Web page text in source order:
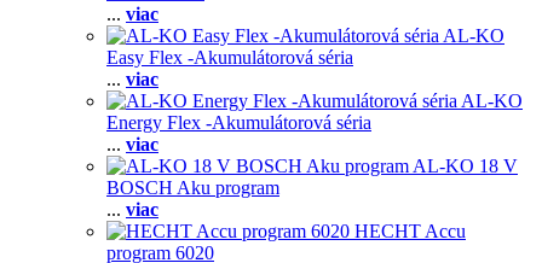
... viac
AL-KO
Easy Flex -Akumulátorová séria
... viac
AL-KO
Energy Flex -Akumulátorová séria
... viac
AL-KO 18 V
BOSCH Aku program
... viac
HECHT Accu
program 6020